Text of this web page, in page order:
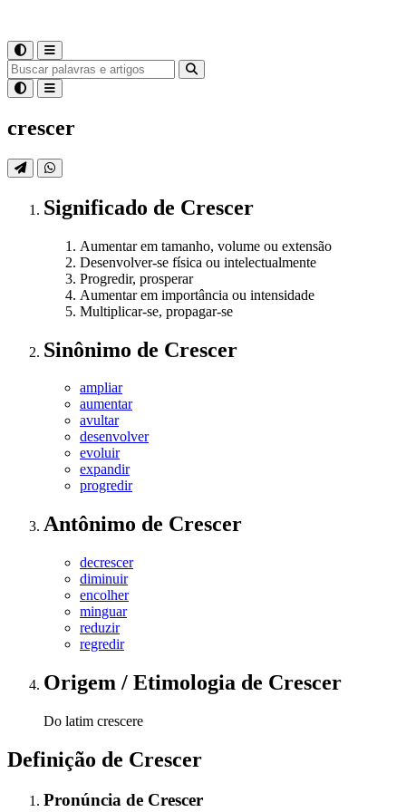
crescer
Significado de Crescer
Aumentar em tamanho, volume ou extensão
Desenvolver-se física ou intelectualmente
Progredir, prosperar
Aumentar em importância ou intensidade
Multiplicar-se, propagar-se
Sinônimo de Crescer
ampliar
aumentar
avultar
desenvolver
evoluir
expandir
progredir
Antônimo de Crescer
decrescer
diminuir
encolher
minguar
reduzir
regredir
Origem / Etimologia de Crescer
Do latim crescere
Definição de Crescer
Pronúncia de Crescer